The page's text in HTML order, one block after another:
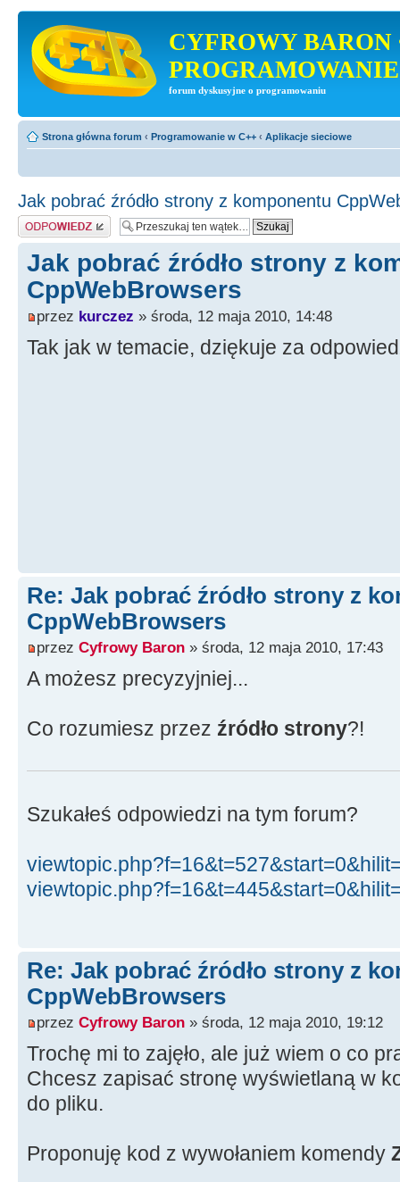
CYFROWY BARON
PROGRAMOWANIE
forum dyskusyjne o programowaniu
Strona główna forum ‹ Programowanie w C++ ‹ Aplikacje sieciowe
Jak pobrać źródło strony z komponentu
Odpowiedz
Jak pobrać źródło strony z
CppWebBrowsers
przez kurczez » środa, 12 maja 2010, 14:48
Tak jak w temacie, dziękuje za
Re: Jak pobrać źródło strony z
CppWebBrowsers
przez Cyfrowy Baron » środa, 12 maja 2010, 17:43
A możesz precyzyjniej...
Co rozumiesz przez źródło strony?!
Szukałeś odpowiedzi na tym forum?
Re: Jak pobrać źródło strony z
CppWebBrowsers
przez Cyfrowy Baron » środa, 12 maja 2010, 19:12
Trochę mi to zajęło, ale już wiem o co
Chcesz zapisać stronę wyświetlaną w
do pliku.
Proponuję kod z wywołaniem komendy